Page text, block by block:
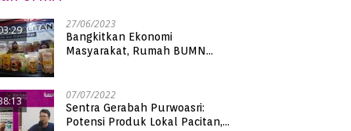
27/06/2023
Bangkitkan Ekonomi
Masyarakat, Rumah BUMN
07/07/2022
Sentra Gerabah Purwoasri:
Potensi Produk Lokal Pacitan,